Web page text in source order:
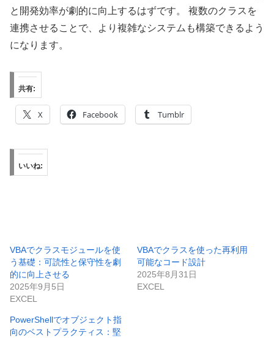
と開発効率が劇的に向上するはずです。 複数のクラスを
連携させることで、より複雑なシステムも構築できるよう
になります。
共有:
X Facebook Tumblr
いいね:
VBAでクラスモジュールを使
う基礎：可読性と保守性を劇
的に向上させる
2025年9月5日
EXCEL
VBAでクラスを使った再利用
可能なコード設計
2025年8月31日
EXCEL
PowerShellでオブジェクト指
向のベストプラクティス：堅